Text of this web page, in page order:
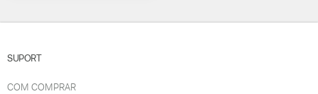
SUPORT
COM COMPRAR